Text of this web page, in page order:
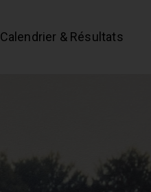
Calendrier & Résultats